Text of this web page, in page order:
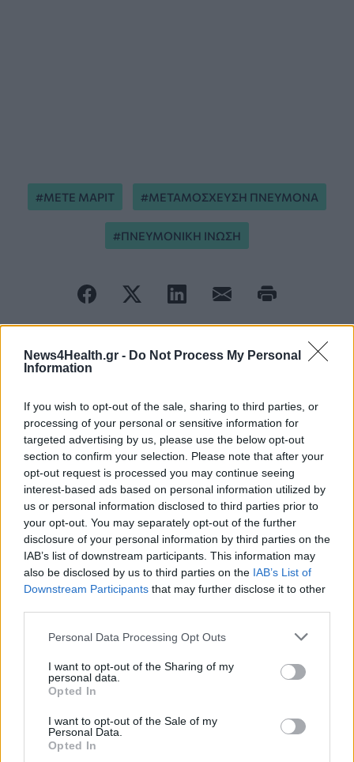
News4Health.gr - Do Not Process My Personal
Information
If you wish to opt-out of the sale, sharing to third parties, or
processing of your personal or sensitive information for
targeted advertising by us, please use the below opt-out
section to confirm your selection. Please note that after your
opt-out request is processed you may continue seeing
interest-based ads based on personal information utilized by
us or personal information disclosed to third parties prior to
your opt-out. You may separately opt-out of the further
disclosure of your personal information by third parties on the
IAB’s list of downstream participants. This information may
also be disclosed by us to third parties on the IAB’s List of
Downstream Participants that may further disclose it to other
Personal Data Processing Opt Outs
I want to opt-out of the Sharing of my
personal data.
Opted In
I want to opt-out of the Sale of my
Personal Data.
Opted In
ΜΕΤΕ ΜΑΡΙΤ ΜΕΤΑΜΟΣΧΕΥΣΗ ΠΝΕΥΜΟΝΑ
ΠΝΕΥΜΟΝΙΚΗ ΙΝΩΣΗ
ΠΕΡΙΣΣΟΤΕΡΑ ΣΤΗΝ ΙΔΙΑ ΚΑΤΗΓΟΡΙΑ
Διάγνωση με Αλτσχάιμερ: Τι πρέπει
να γίνει μετά;
17 Ιουνίου 2026
GLP-1 φάρμακα και ψυχική υγεία: Ο
απρόσμενος ρόλος του εντέρου
17 Ιουνίου 2026
ΣΧΕΤΙΚΑ ΑΡΘΡΑ